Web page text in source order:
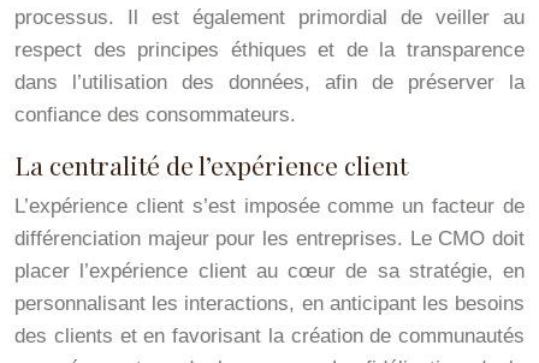
processus. Il est également primordial de veiller au
respect des principes éthiques et de la transparence
dans l’utilisation des données, afin de préserver la
confiance des consommateurs.
La centralité de l’expérience client
L’expérience client s’est imposée comme un facteur de
différenciation majeur pour les entreprises. Le CMO doit
placer l’expérience client au cœur de sa stratégie, en
personnalisant les interactions, en anticipant les besoins
des clients et en favorisant la création de communautés